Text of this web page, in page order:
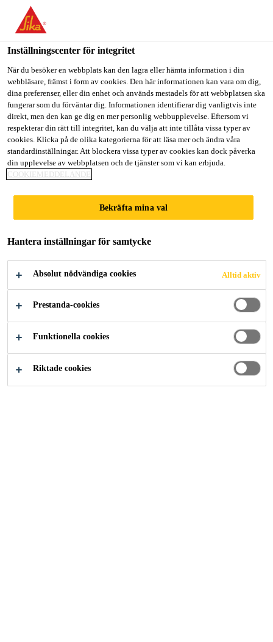
Välkommen till "Sika Sverige", du verkar befinna dig i "USA".
Välj nedan hur du vill fortsätta.
GÅ TILL STANNA PÅ
Sika Sverige
FOLIE-MEMBRAN
Lösningar inom Bygg Folie-membran
Inställningscenter för integritet
När du besöker en webbplats kan den lagra eller hämta information i din
webbläsare, främst i form av cookies. Den här informationen kan vara om dig,
dina preferenser, eller din enhet och används mestadels för att webbplatsen ska
fungerar som du förväntar dig. Informationen identifierar dig vanligtvis inte
direkt, men den kan ge dig en mer personlig webbupplevelse. Eftersom vi
respekterar din rätt till integritet, kan du välja att inte tillåta vissa typer av
cookies. Klicka på de olika kategorierna för att läsa mer och ändra våra
standardinställningar. Att blockera vissa typer av cookies kan dock påverka
din upplevelse av webbplatsen och de tjänster som vi kan erbjuda.
COOKIEMEDDELANDE
Bekräfta mina val
Hantera inställningar för samtycke
Absolut nödvändiga cookies Alltid aktiv
Prestanda-cookies
Funktionella cookies
Riktade cookies